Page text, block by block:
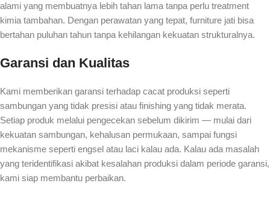
alami yang membuatnya lebih tahan lama tanpa perlu treatment
kimia tambahan. Dengan perawatan yang tepat, furniture jati bisa
bertahan puluhan tahun tanpa kehilangan kekuatan strukturalnya.
Garansi dan Kualitas
Kami memberikan garansi terhadap cacat produksi seperti
sambungan yang tidak presisi atau finishing yang tidak merata.
Setiap produk melalui pengecekan sebelum dikirim — mulai dari
kekuatan sambungan, kehalusan permukaan, sampai fungsi
mekanisme seperti engsel atau laci kalau ada. Kalau ada masalah
yang teridentifikasi akibat kesalahan produksi dalam periode garansi,
kami siap membantu perbaikan.